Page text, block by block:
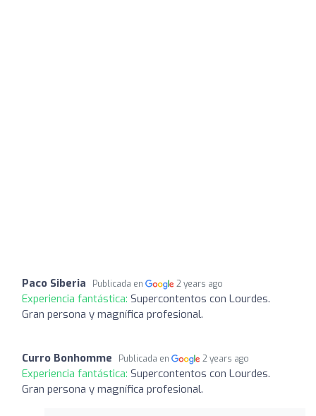
Paco Siberia Publicada en 2 years ago
Experiencia fantástica: Supercontentos con Lourdes.
Gran persona y magnífica profesional.
Curro Bonhomme Publicada en 2 years ago
Experiencia fantástica: Supercontentos con Lourdes.
Gran persona y magnífica profesional.